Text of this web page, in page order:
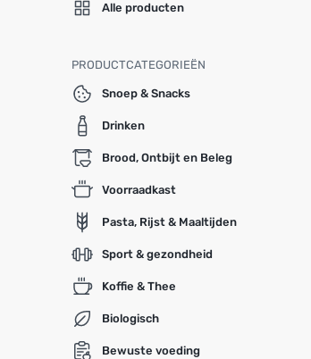
Alle producten
PRODUCTCATEGORIEËN
Snoep & Snacks
Drinken
Brood, Ontbijt en Beleg
Voorraadkast
Pasta, Rijst & Maaltijden
Sport & gezondheid
Koffie & Thee
Biologisch
Bewuste voeding